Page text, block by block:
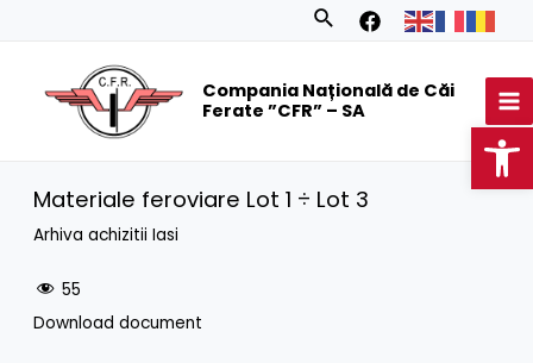
Search
Compania Națională de Căi
Ferate ”CFR” – SA
Materiale feroviare Lot 1 ÷ Lot 3
Arhiva achizitii Iasi
55
Download document